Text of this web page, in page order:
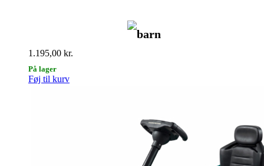
barn
1.195,00 kr.
På lager
Føj til kurv